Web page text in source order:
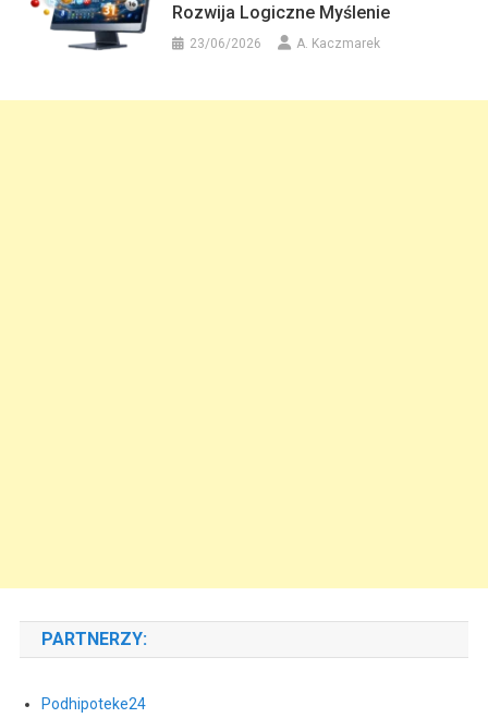
Rozwija Logiczne Myślenie
23/06/2026 A. Kaczmarek
PARTNERZY:
Podhipoteke24